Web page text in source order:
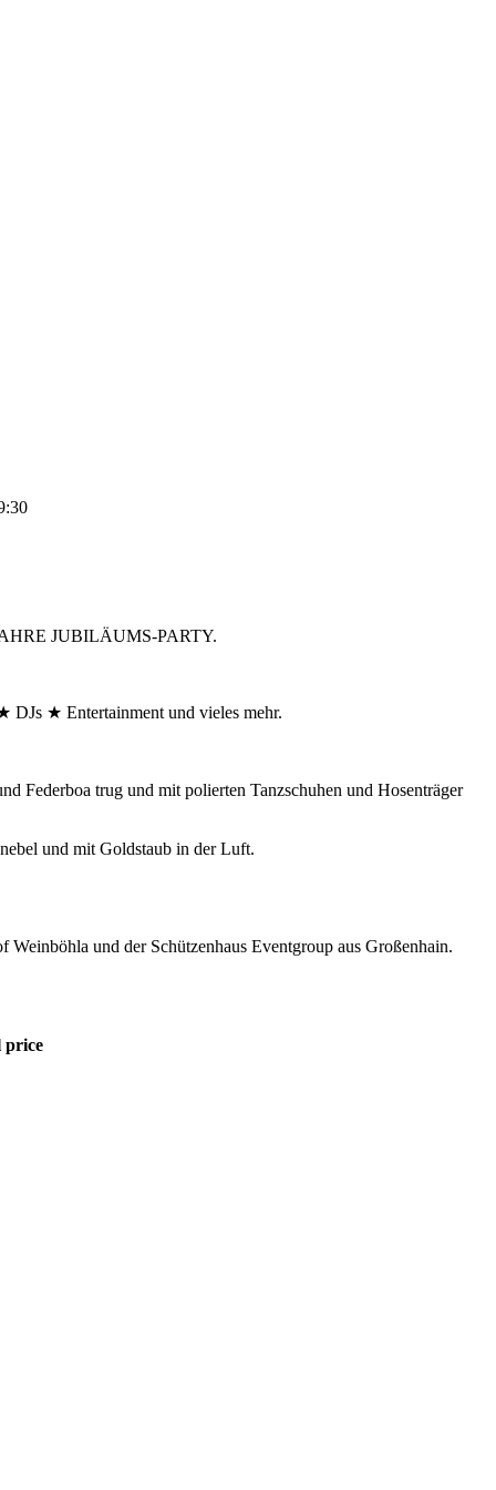
JUBILÄUMS-PARTY.
DJs ★ Entertainment und vieles mehr.
Federboa trug und mit polierten Tanzschuhen und Hosenträger
und mit Goldstaub in der Luft.
und der Schützenhaus Eventgroup aus Großenhain.
price